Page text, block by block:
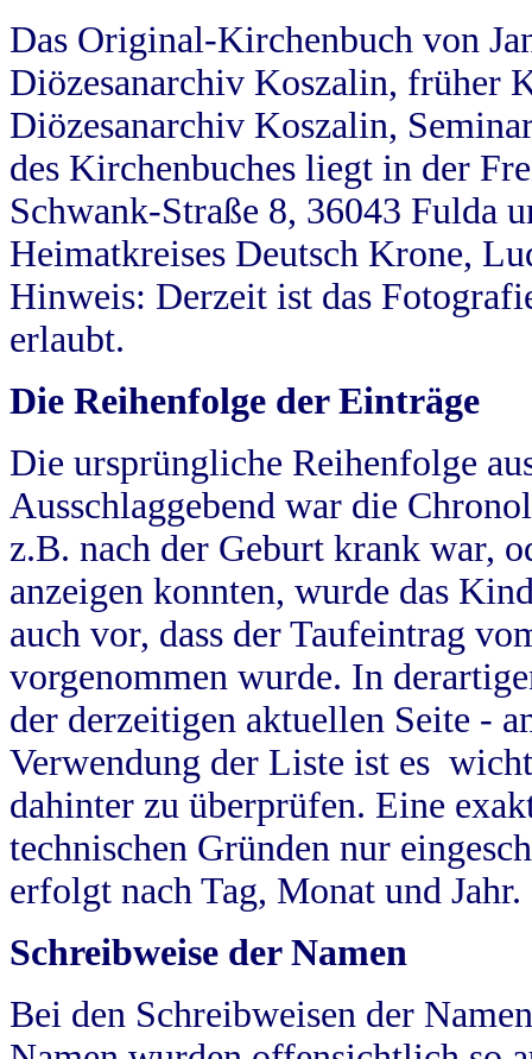
Das Original-Kirchenbuch von
Diözesanarchiv Koszalin, früher
Diözesanarchiv Koszalin,
des Kirchenbuches liegt in der
Schwank-Straße 8, 36043 Fulda
Heimatkreises Deutsch Krone,
Hinweis: Derzeit ist das
erlaubt.
Die Reihenfolge der Einträge
Die ursprüngliche Reihenfolge
Ausschlaggebend war die
z.B. nach der Geburt krank war,
anzeigen konnten, wurde das
auch vor, dass der Taufeintrag
vorgenommen wurde. In
der derzeitigen aktuellen Seite -
Verwendung der Liste ist es
dahinter zu überprüfen. Eine
technischen Gründen nur
erfolgt nach Tag, Monat und Jahr.
Schreibweise der Namen
Bei den Schreibweisen der